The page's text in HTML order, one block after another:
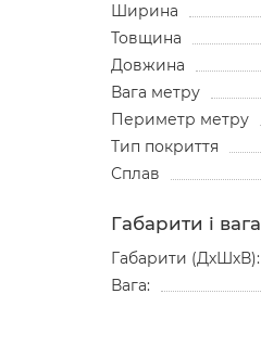
Ширина
Товщина
Довжина
Вага метру
Периметр метру
Тип покриття
Сплав
Габарити і вага
Габарити (ДхШхВ):
Вага: